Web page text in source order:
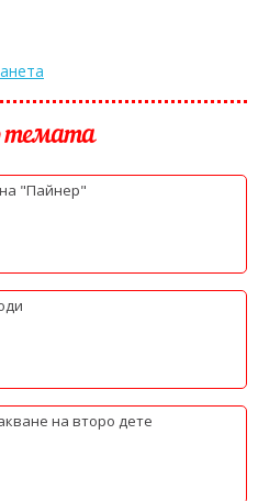
темата
"Пайнер"
на второ дете